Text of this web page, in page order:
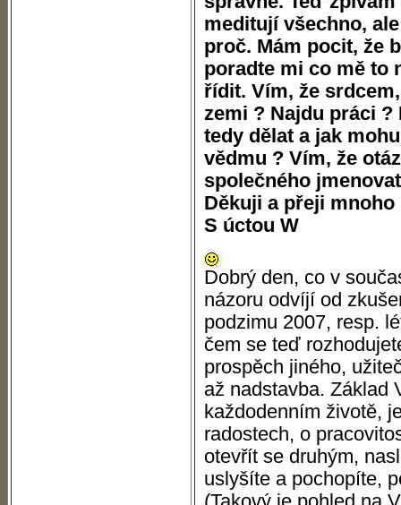
meditují všechno,
proč. Mám pocit, že
poradte mi co mě to
řídit. Vím, že
zemi ? Najdu práci ?
tedy dělat a jak
vědmu ? Vím, že
společného
Děkuji a přeji mnoho
S úctou W
Dobrý den, co v
názoru odvíjí od
podzimu 2007, resp.
čem se teď
prospěch jiného,
až nadstavba. Základ
každodenním životě,
radostech, o
otevřít se druhým,
uslyšíte a pochopíte,